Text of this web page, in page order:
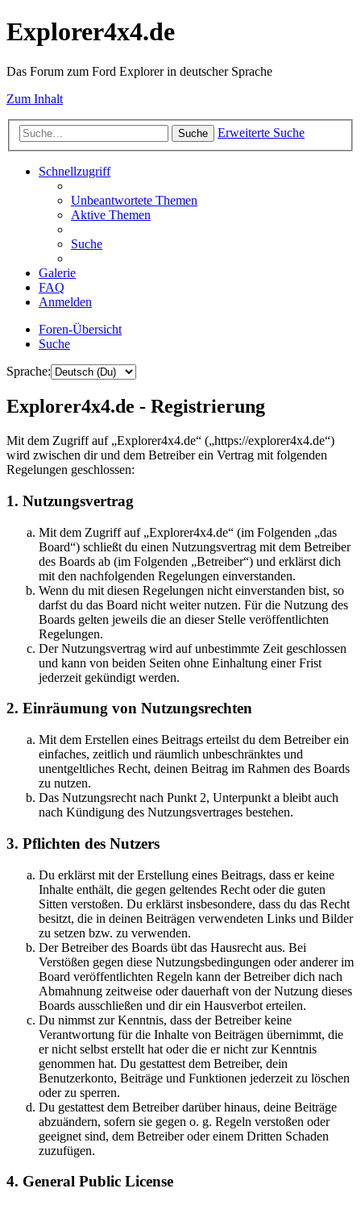
Explorer4x4.de
Das Forum zum Ford Explorer in deutscher Sprache
Zum Inhalt
Suche Erweiterte Suche
Schnellzugriff
Unbeantwortete Themen
Aktive Themen
Suche
Galerie
FAQ
Anmelden
Foren-Übersicht
Suche
Sprache:
Explorer4x4.de - Registrierung
Mit dem Zugriff auf „Explorer4x4.de“ („https://explorer4x4.de“)
wird zwischen dir und dem Betreiber ein Vertrag mit folgenden
Regelungen geschlossen:
1. Nutzungsvertrag
Mit dem Zugriff auf „Explorer4x4.de“ (im Folgenden „das
Board“) schließt du einen Nutzungsvertrag mit dem Betreiber
des Boards ab (im Folgenden „Betreiber“) und erklärst dich
mit den nachfolgenden Regelungen einverstanden.
Wenn du mit diesen Regelungen nicht einverstanden bist, so
darfst du das Board nicht weiter nutzen. Für die Nutzung des
Boards gelten jeweils die an dieser Stelle veröffentlichten
Regelungen.
Der Nutzungsvertrag wird auf unbestimmte Zeit geschlossen
und kann von beiden Seiten ohne Einhaltung einer Frist
jederzeit gekündigt werden.
2. Einräumung von Nutzungsrechten
Mit dem Erstellen eines Beitrags erteilst du dem Betreiber ein
einfaches, zeitlich und räumlich unbeschränktes und
unentgeltliches Recht, deinen Beitrag im Rahmen des Boards
zu nutzen.
Das Nutzungsrecht nach Punkt 2, Unterpunkt a bleibt auch
nach Kündigung des Nutzungsvertrages bestehen.
3. Pflichten des Nutzers
Du erklärst mit der Erstellung eines Beitrags, dass er keine
Inhalte enthält, die gegen geltendes Recht oder die guten
Sitten verstoßen. Du erklärst insbesondere, dass du das Recht
besitzt, die in deinen Beiträgen verwendeten Links und Bilder
zu setzen bzw. zu verwenden.
Der Betreiber des Boards übt das Hausrecht aus. Bei
Verstößen gegen diese Nutzungsbedingungen oder anderer im
Board veröffentlichten Regeln kann der Betreiber dich nach
Abmahnung zeitweise oder dauerhaft von der Nutzung dieses
Boards ausschließen und dir ein Hausverbot erteilen.
Du nimmst zur Kenntnis, dass der Betreiber keine
Verantwortung für die Inhalte von Beiträgen übernimmt, die
er nicht selbst erstellt hat oder die er nicht zur Kenntnis
genommen hat. Du gestattest dem Betreiber, dein
Benutzerkonto, Beiträge und Funktionen jederzeit zu löschen
oder zu sperren.
Du gestattest dem Betreiber darüber hinaus, deine Beiträge
abzuändern, sofern sie gegen o. g. Regeln verstoßen oder
geeignet sind, dem Betreiber oder einem Dritten Schaden
zuzufügen.
4. General Public License